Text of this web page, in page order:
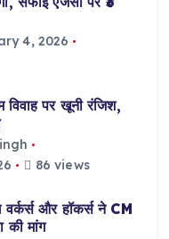
4, 2026
पर खूनी रंजिश,
86 views
और हॉकर्स ने CM
की मांग